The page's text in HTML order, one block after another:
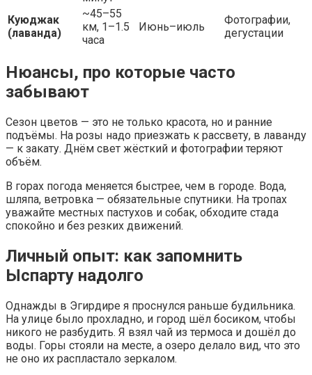
Куюджак
(лаванда)
~45–55
км, 1–1.5
часа
Июнь–июль
Фотографии,
дегустации
Нюансы, про которые часто
забывают
Сезон цветов — это не только красота, но и ранние
подъёмы. На розы надо приезжать к рассвету, в лаванду
— к закату. Днём свет жёсткий и фотографии теряют
объём.
В горах погода меняется быстрее, чем в городе. Вода,
шляпа, ветровка — обязательные спутники. На тропах
уважайте местных пастухов и собак, обходите стада
спокойно и без резких движений.
Личный опыт: как запомнить
Ыспарту надолго
Однажды в Эгирдире я проснулся раньше будильника.
На улице было прохладно, и город шёл босиком, чтобы
никого не разбудить. Я взял чай из термоса и дошёл до
воды. Горы стояли на месте, а озеро делало вид, что это
не оно их распластало зеркалом.